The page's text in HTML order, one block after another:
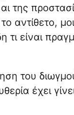
της
αντίθετο,
είναι
του
έχει